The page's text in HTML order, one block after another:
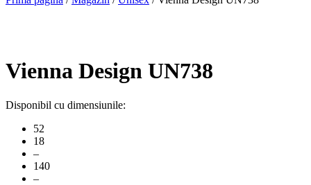
Vienna Design UN738
Disponibil cu dimensiunile:
52
18
–
140
–